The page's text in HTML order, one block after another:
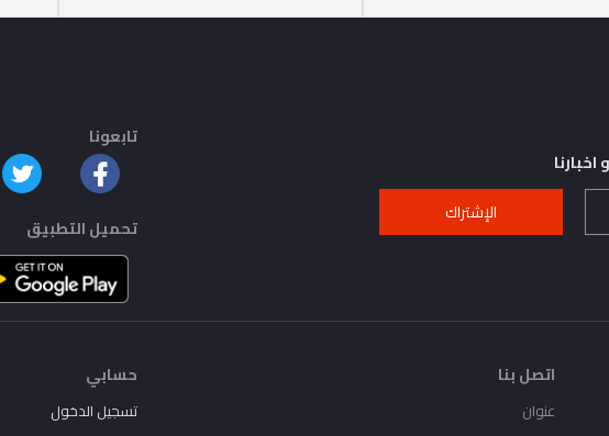
الإشتراك
تابعونا
تحميل التطبيق
اتصل بنا
عنوان
حسابي
تسجيل الدخول